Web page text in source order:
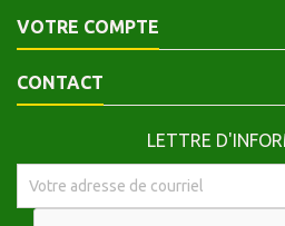
VOTRE COMPTE
CONTACT
LETTRE